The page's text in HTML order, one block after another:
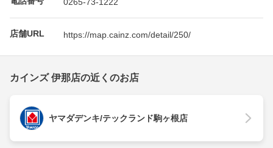
店舗URL https://map.cainz.com/detail/250/
カインズ 伊那店の近くのお店
ヤマダデンキ/テックランド駒ヶ根店